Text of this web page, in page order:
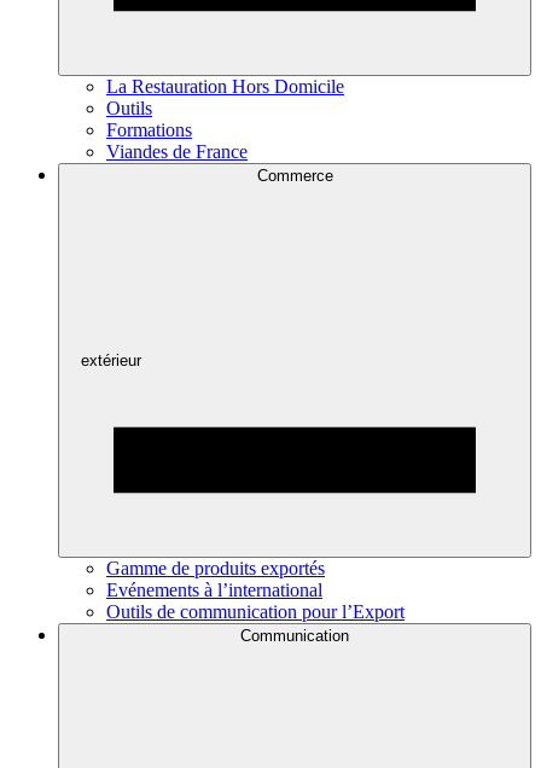
La Restauration Hors Domicile
Outils
Formations
Viandes de France
Commerce
extérieur
Gamme de produits exportés
Evénements à l’international
Outils de communication pour l’Export
Communication